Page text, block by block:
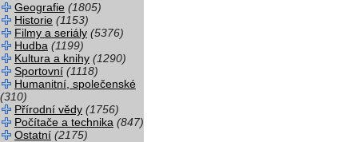
Geografie (1805)
Historie (1153)
Filmy a seriály (5376)
Hudba (1199)
Kultura a knihy (1290)
Sportovní (1118)
Humanitní, společenské
(310)
Přírodní vědy (1756)
Počítače a technika (847)
Ostatní (2175)